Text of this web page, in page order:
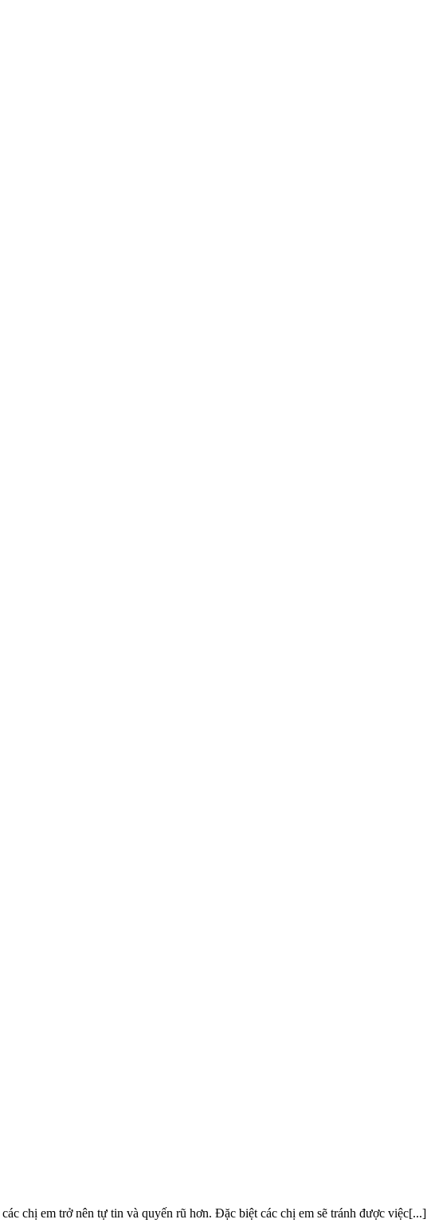
chị em trở nên tự tin và quyến rũ hơn. Đặc biệt các chị em sẽ tránh được việc[...]